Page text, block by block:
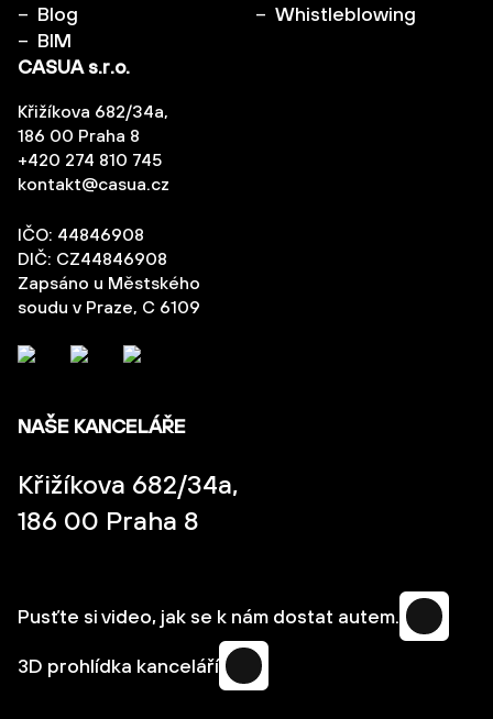
CASUA s.r.o.
Křižíkova 682/34a,
186 00 Praha 8
+420 274 810 745
kontakt@casua.cz
IČO: 44846908
DIČ: CZ44846908
Zapsáno u Městského
soudu v Praze, C 6109
Blog
BIM
Whistleblowing
NAŠE KANCELÁŘE
Křižíkova 682/34a,
186 00 Praha 8
Pusťte si video, jak se k nám dostat autem.
3D prohlídka kanceláří